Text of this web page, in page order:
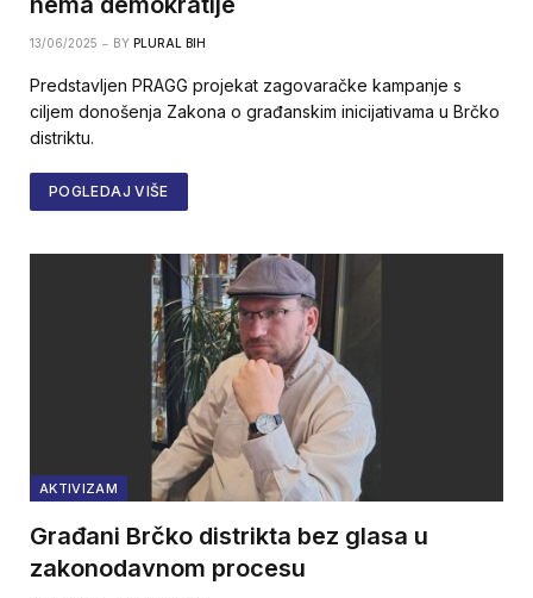
13/06/2025 BY PLURAL BIH
Predstavljen PRAGG projekat zagovaračke kampanje s
ciljem donošenja Zakona o građanskim inicijativama u Brčko
distriktu.
POGLEDAJ VIŠE
AKTIVIZAM
Građani Brčko distrikta bez glasa u
zakonodavnom procesu